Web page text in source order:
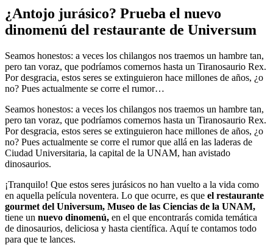
¿Antojo jurásico? Prueba el nuevo
dinomenú del restaurante de Universum
Seamos honestos: a veces los chilangos nos traemos un hambre tan,
pero tan voraz, que podríamos comernos hasta un Tiranosaurio Rex.
Por desgracia, estos seres se extinguieron hace millones de años, ¿o
no? Pues actualmente se corre el rumor…
Seamos honestos: a veces los chilangos nos traemos un hambre tan,
pero tan voraz, que podríamos comernos hasta un Tiranosaurio Rex.
Por desgracia, estos seres se extinguieron hace millones de años, ¿o
no? Pues actualmente se corre el rumor que allá en las laderas de
Ciudad Universitaria, la capital de la UNAM, han avistado
dinosaurios.
¡Tranquilo! Que estos seres jurásicos no han vuelto a la vida como
en aquella película noventera. Lo que ocurre, es que el restaurante
gourmet del Universum, Museo de las Ciencias de la UNAM,
tiene un nuevo dinomenú, en el que encontrarás comida temática
de dinosaurios, deliciosa y hasta científica. Aquí te contamos todo
para que te lances.